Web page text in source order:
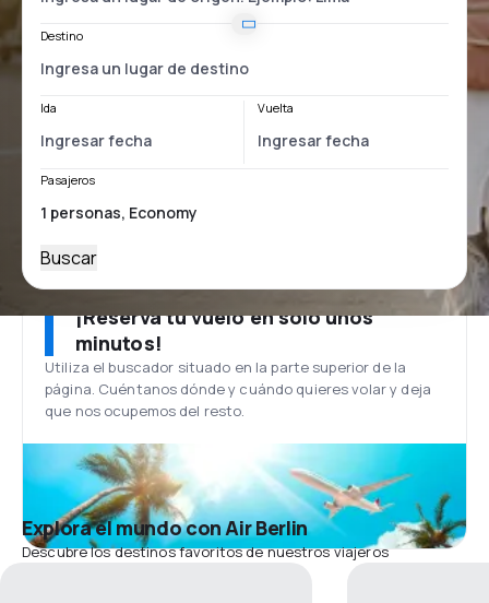
Destino
Ida Vuelta
Pasajeros
Buscar
¡Reserva tu vuelo en solo unos
minutos!
Utiliza el buscador situado en la parte superior de la
página. Cuéntanos dónde y cuándo quieres volar y deja
que nos ocupemos del resto.
Explora el mundo con Air Berlin
Descubre los destinos favoritos de nuestros viajeros